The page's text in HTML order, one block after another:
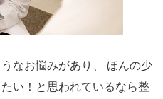
なお悩みがあり、 ほんの少
い！と思われているなら整